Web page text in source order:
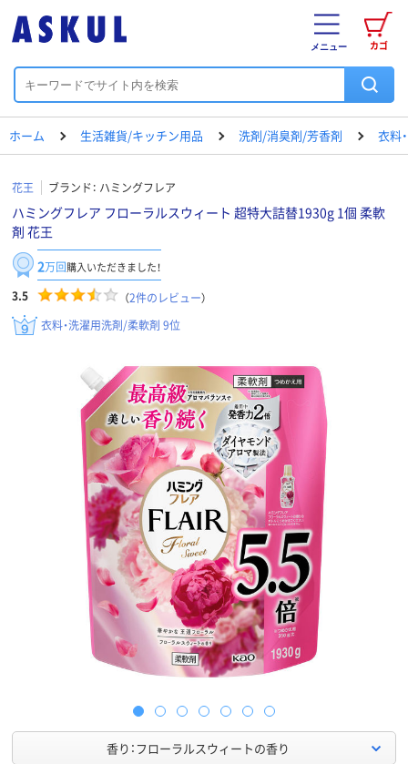
カゴ
メニュー
ホーム 生活雑貨/キッチン用品 洗剤/消臭剤/芳香剤 衣料
花王 ブランド： ハミングフレア
ハミングフレア フローラルスウィート 超特大詰替1930g 1個 柔軟
剤 花王
2万回購入いただきました！
3.5 （2件のレビュー）
衣料・洗濯用洗剤/柔軟剤 9位
香り：フローラルスウィートの香り